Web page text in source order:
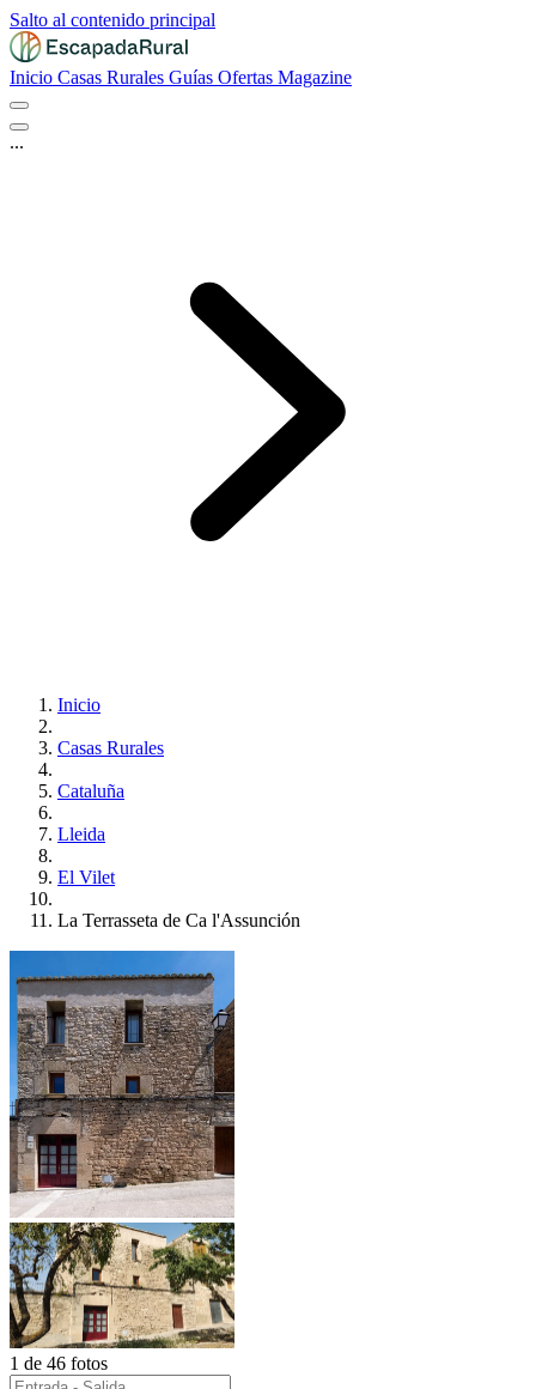
Salto al contenido principal
Inicio Casas Rurales Guías Ofertas Magazine
...
Inicio
Casas Rurales
Cataluña
Lleida
El Vilet
La Terrasseta de Ca l'Assunción
1 de 46 fotos